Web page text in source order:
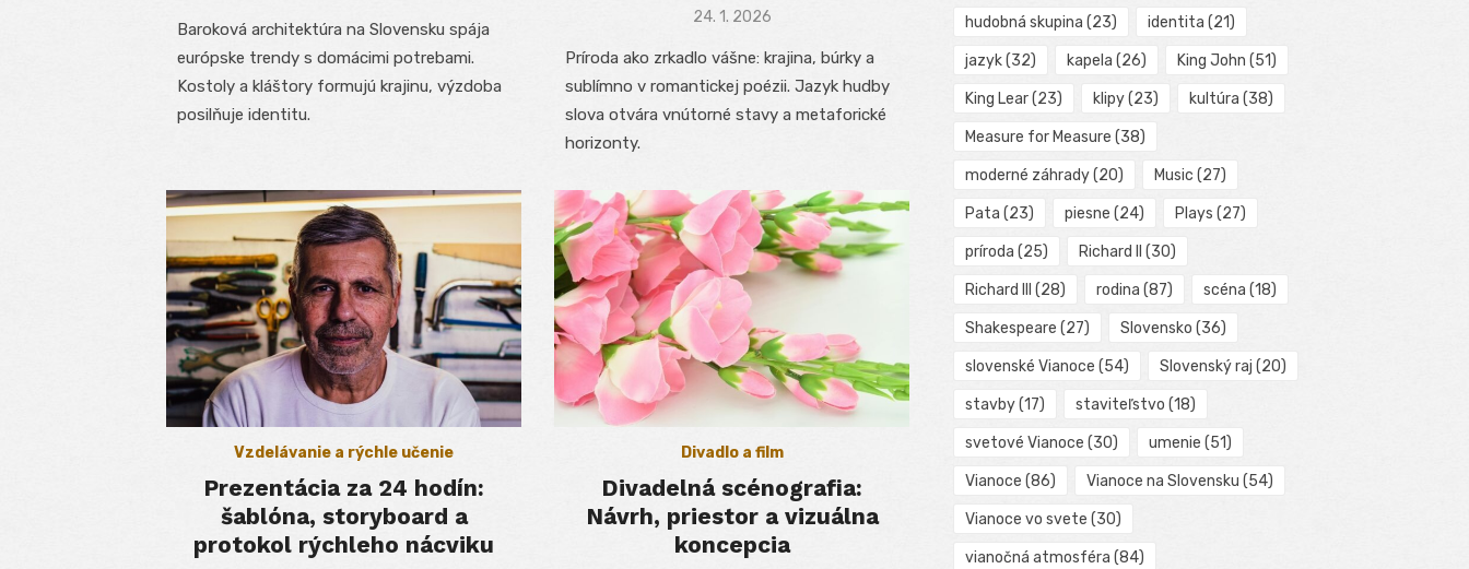
Baroková architektúra na Slovensku spája
európske trendy s domácimi potrebami.
Kostoly a kláštory formujú krajinu, výzdoba
posilňuje identitu.
Posted
24. 1. 2026
Príroda ako zrkadlo vášne: krajina, búrky a
sublímno v romantickej poézii. Jazyk hudby
slova otvára vnútorné stavy a metaforické
horizonty.
Vzdelávanie a rýchle učenie
Prezentácia za 24 hodín:
šablóna, storyboard a
protokol rýchleho nácviku
Divadlo a film
Divadelná scénografia:
Návrh, priestor a vizuálna
koncepcia
hudobná skupina (23) identita (21)
jazyk(32) kapela (26) King John (51)
King Lear(23) klipy(23) kultúra (38)
Measure for Measure (38)
moderné záhrady(20) Music (27)
Pata (23) piesne (24) Plays (27)
príroda (25) Richard II (30)
Richard III (28) rodina (87) scéna (18)
Shakespeare (27) Slovensko (36)
slovenské Vianoce (54) Slovenský raj (20)
stavby(17) staviteľstvo (18)
svetové Vianoce (30) umenie (51)
Vianoce (86) Vianoce na Slovensku (54)
Vianoce vo svete (30)
vianočná atmosféra (84)